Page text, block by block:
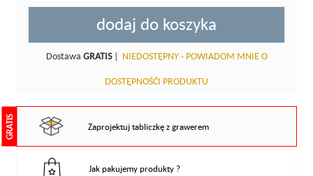
dodaj do koszyka
Dostawa GRATIS| NIEDOSTĘPNY - POWIADOM MNIE O
DOSTĘPNOŚĆI PRODUKTU
GRATIS Zaprojektuj tabliczkę z grawerem
Jak pakujemy produkty ?